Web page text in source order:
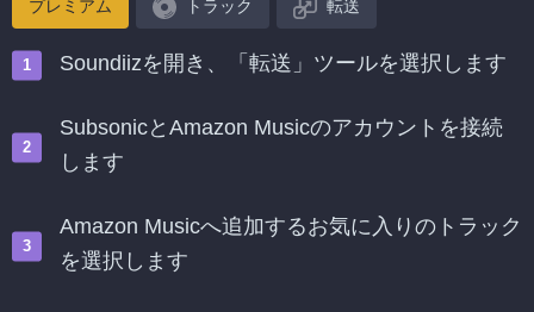
プレミアム トラック 転送
Soundiizを開き、「転送」ツールを選択します
SubsonicとAmazon Musicのアカウントを接続
します
Amazon Musicへ追加するお気に入りのトラック
を選択します